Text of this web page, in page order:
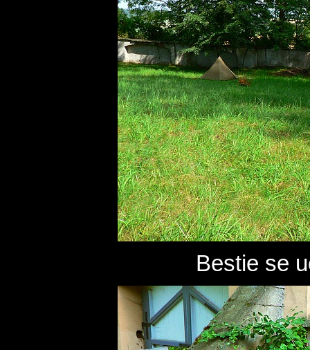
Bestie se